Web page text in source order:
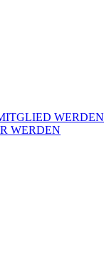
WERDEN
WERDEN